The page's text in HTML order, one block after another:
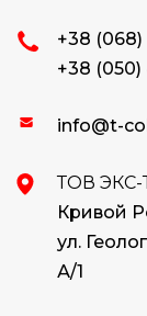
+38
+38
info@t-
ТОВ
Кривой
ул.
А/1